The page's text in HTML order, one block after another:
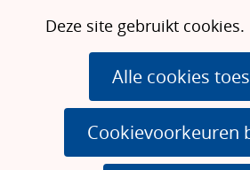
Cookies
toestaan?
Deze site gebruikt cookies.
Alle cookies
Cookievoorkeuren
Ga
de